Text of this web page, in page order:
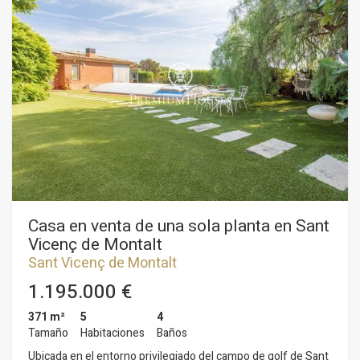
propietarios varias posibilidades. En estos momentos están
habilitados como jardín, pero puede edificarse otra casa para
algún miembro de la familia o tomarlo como una inversión en
la que construir varias viviendas en un futuro próximo. Garaje
para 4 coches y espacio para aparcar más vehículos en el
exterior.
Casa en venta de una sola planta en Sant
Vicenç de Montalt
Sant Vicenç de Montalt
1.195.000 €
371 m²
Tamaño
5
Habitaciones
4
Baños
Ubicada en el entorno privilegiado del campo de golf de Sant